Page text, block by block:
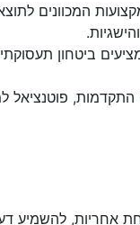
המכוונים
ביטחון
פוטנציאל
אחריות, להשמיע